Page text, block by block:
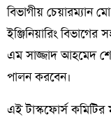
বিভাগীয় চেয়ারম্যান
ইঞ্জিনিয়ারিং
এম সাজ্জাদ আহমেদ
পালন করবেন।
এই টাস্কফোর্স